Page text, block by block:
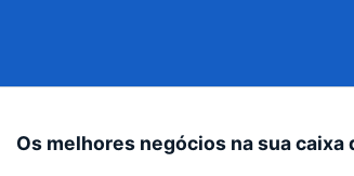
Os melhores negócios na sua caixa